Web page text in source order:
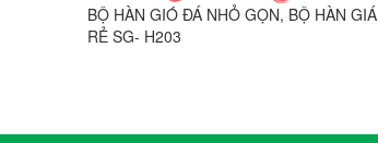
BỘ HÀN GIÓ ĐÁ NHỎ GỌN, BỘ HÀN GIÁ
RẺ SG- H203